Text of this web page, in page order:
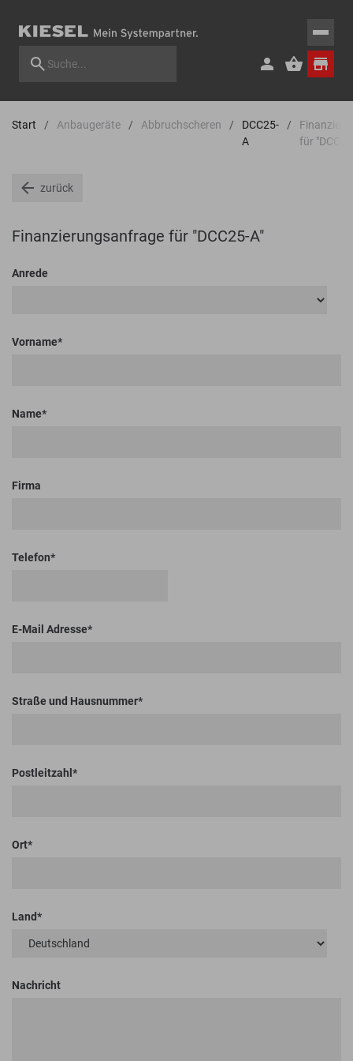
Start Anbaugeräte Abbruchscheren
DCC25-
A
für
zurück
Finanzierungsanfrage für "DCC25-A"
Anrede
Vorname
Name
Firma
Telefon
E-Mail Adresse
Straße und Hausnummer
Postleitzahl
Ort
Land
Nachricht